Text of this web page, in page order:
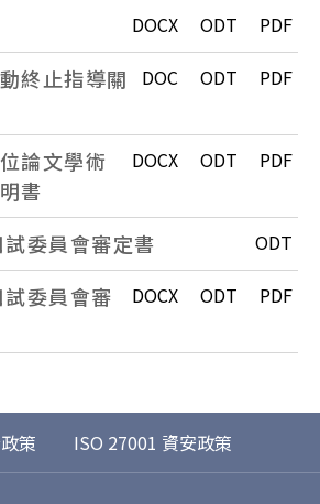
DOCX ODT PDF
終止指導關
DOC ODT PDF
論文學術
書
DOCX ODT PDF
委員會審定書 ODT
委員會審
DOCX ODT PDF
策 ISO 27001 資安政策